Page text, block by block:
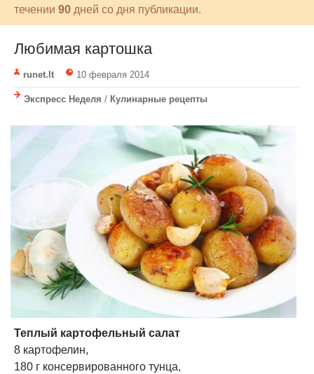
течении 90 дней со дня публикации.
Любимая картошка
runet.lt 10 февраля 2014
Экспресс Неделя / Кулинарные рецепты
Теплый картофельный салат
8 картофелин,
180 г консервированного тунца,